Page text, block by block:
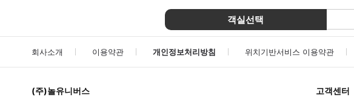
객실선택
회사소개 이용약관 개인정보처리방침 위치기반서비스 이용약관
(주)놀유니버스 고객센터